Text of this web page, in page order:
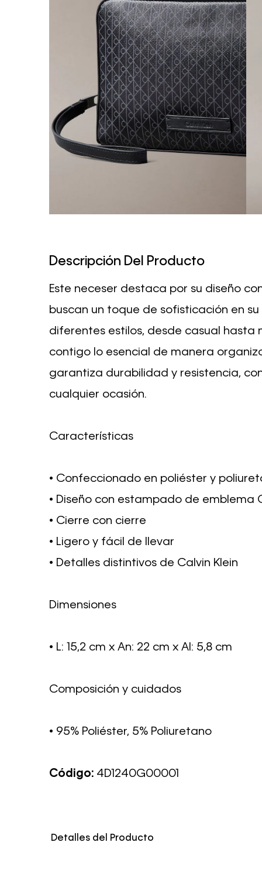
Descripción Del Producto
Este neceser destaca por su diseño
buscan un toque de sofisticación en
diferentes estilos, desde casual hasta
contigo lo esencial de manera
garantiza durabilidad y resistencia,
cualquier ocasión.
Características
• Confeccionado en poliéster y
• Diseño con estampado de emblema
• Cierre con cierre
• Ligero y fácil de llevar
• Detalles distintivos de Calvin Klein
Dimensiones
• L: 15,2 cm x An: 22 cm x Al: 5,8 cm
Composición y cuidados
• 95% Poliéster, 5% Poliuretano
Código: 4D1240G00001
Detalles del Producto